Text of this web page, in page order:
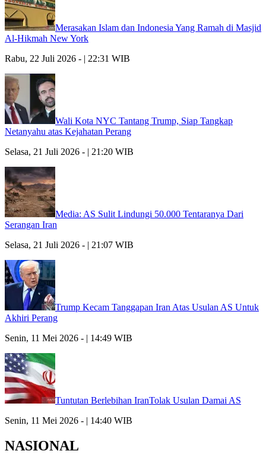
Merasakan Islam dan Indonesia Yang Ramah di Masjid
Al-Hikmah New York
Rabu, 22 Juli 2026 - | 22:31 WIB
Wali Kota NYC Tantang Trump, Siap Tangkap
Netanyahu atas Kejahatan Perang
Selasa, 21 Juli 2026 - | 21:20 WIB
Media: AS Sulit Lindungi 50.000 Tentaranya Dari
Serangan Iran
Selasa, 21 Juli 2026 - | 21:07 WIB
Trump Kecam Tanggapan Iran Atas Usulan AS Untuk
Akhiri Perang
Senin, 11 Mei 2026 - | 14:49 WIB
Tuntutan Berlebihan IranTolak Usulan Damai AS
Senin, 11 Mei 2026 - | 14:40 WIB
NASIONAL